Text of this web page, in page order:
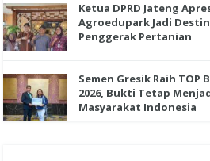
Ketua DPRD Jateng
Agroedupark Jadi
Penggerak Pertanian
Semen Gresik Raih TOP
2026, Bukti Tetap
Masyarakat Indonesia